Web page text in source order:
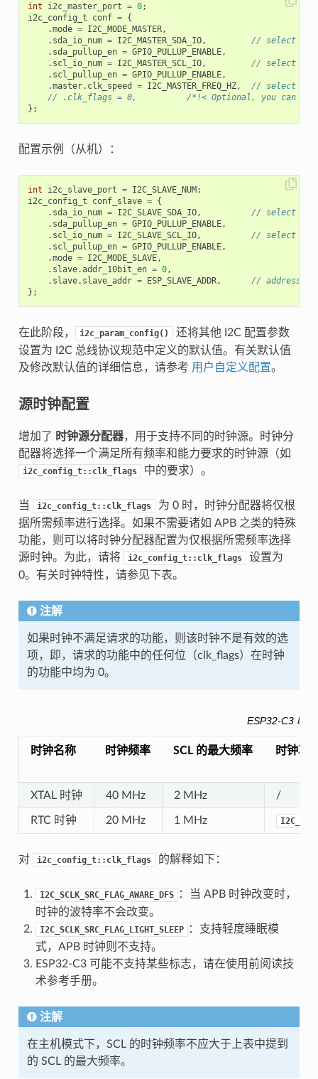
int i2c_master_port = 0;
i2c_config_t
conf = {
.mode = I2C_MODE_MASTER,
. sda_io_num = I2C_MASTER_SDA_IO,
// select
. sda_pullup_en = GPIO_PULLUP_ENABLE,
. scl_io_num = I2C_MASTER_SCL_IO,
// select
. scl_pullup_en = GPIO_PULLUP_ENABLE,
.master. clk_speed = I2C_MASTER_FREQ_HZ,
// select
// .clk_flags = 0,          /*!< Optional, you can use
};
配置示例（从机）：
int i2c_slave_port = I2C_SLAVE_NUM;
i2c_config_t
conf_slave = {
. sda_io_num = I2C_SLAVE_SDA_IO,
// select
. sda_pullup_en = GPIO_PULLUP_ENABLE,
. scl_io_num = I2C_SLAVE_SCL_IO,
// select
. scl_pullup_en = GPIO_PULLUP_ENABLE,
.mode = I2C_MODE_SLAVE,
. slave.addr_10bit_en = 0,
. slave. slave_addr = ESP_SLAVE_ADDR,
// address
};
在此阶段， i2c_param_config()
还将其他 I2C 配置参数
设置为 I2C 总线协议规范中定义的默认值。有关默认值
及修改默认值的详细信息，请参考 用户自定义配置。
源时钟配置
增加了 时钟源分配器，用于支持不同的时钟源。时钟分
配器将选择一个满足所有频率和能力要求的时钟源（如
i2c_config_t::clk_flags 中的要求）。
当 i2c_config_t::clk_flags
为 0 时，时钟分配器将仅根
据所需频率进行选择。如果不需要诸如 APB 之类的特殊
功能，则可以将时钟分配器配置为仅根据所需频率选择
源时钟。为此，请将
i2c_config_t::clk_flags
设置为
0。有关时钟特性，请参见下表。
注解
如果时钟不满足请求的功能，则该时钟不是有效的选
项，即，请求的功能中的任何位（clk_flags）在时钟
的功能中均为 0。
ESP32-C3 时
时钟名称 时钟频率 SCL 的最大频率 时钟功
XTAL 时钟 40 MHz 2 MHz /
RTC 时钟 20 MHz 1 MHz
对 i2c_config_t::clk_flags 的解释如下：
I2C_SCLK_SRC_FLAG_AWARE_DFS
：当 APB 时钟改变时，
时钟的波特率不会改变。
I2C_SCLK_SRC_FLAG_LIGHT_SLEEP
：支持轻度睡眠模
式，APB 时钟则不支持。
ESP32-C3 可能不支持某些标志，请在使用前阅读技
术参考手册。
注解
在主机模式下，SCL 的时钟频率不应大于上表中提到
的 SCL 的最大频率。